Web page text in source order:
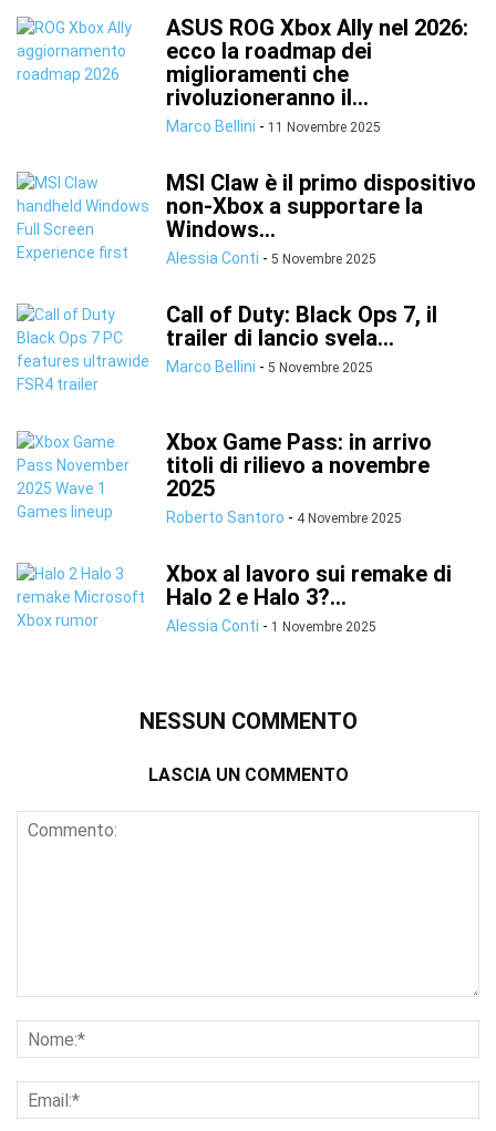
ASUS ROG Xbox Ally nel 2026:
ecco la roadmap dei
miglioramenti che
rivoluzioneranno il...
Marco Bellini - 11 Novembre 2025
MSI Claw è il primo dispositivo
non-Xbox a supportare la
Windows...
Alessia Conti - 5 Novembre 2025
Call of Duty: Black Ops 7, il
trailer di lancio svela...
Marco Bellini - 5 Novembre 2025
Xbox Game Pass: in arrivo
titoli di rilievo a novembre
2025
Roberto Santoro - 4 Novembre 2025
Xbox al lavoro sui remake di
Halo 2 e Halo 3?...
Alessia Conti - 1 Novembre 2025
NESSUN COMMENTO
LASCIA UN COMMENTO